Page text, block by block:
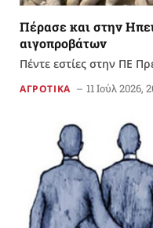
Πέρασε και στην
αιγοπροβάτων
Πέντε εστίες στην ΠΕ
ΑΓΡΟΤΙΚΑ 11 Ιούλ 2026,